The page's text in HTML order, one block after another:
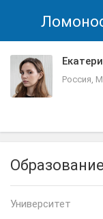
Россия,
Образование
Университет